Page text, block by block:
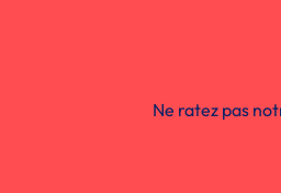
Ne ratez pas